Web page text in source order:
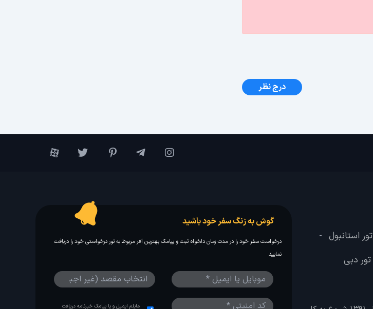
درج نظر
تور استانبول -
تور دبی
گوش به زنگ سفر خود باشید
درخواست سفر خود را در مدت زمان دلخواه ثبت و پیامک بهترین آفر مربوط به تور درخواستی خود را دریافت
نمایید
مایلم ایمیل و یا پیامک خبرنامه دریافت